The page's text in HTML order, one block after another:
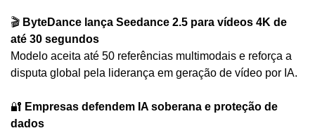
🎬 ByteDance lança Seedance 2.5 para vídeos 4K de
até 30 segundos
Modelo aceita até 50 referências multimodais e reforça a
disputa global pela liderança em geração de vídeo por IA.
🔐 Empresas defendem IA soberana e proteção de
dados